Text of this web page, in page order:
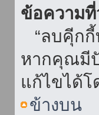
ข้อความที่
“ลบคุีกกี้
หากคุณมีปั
แก้ไขได้โ
ข้างบน